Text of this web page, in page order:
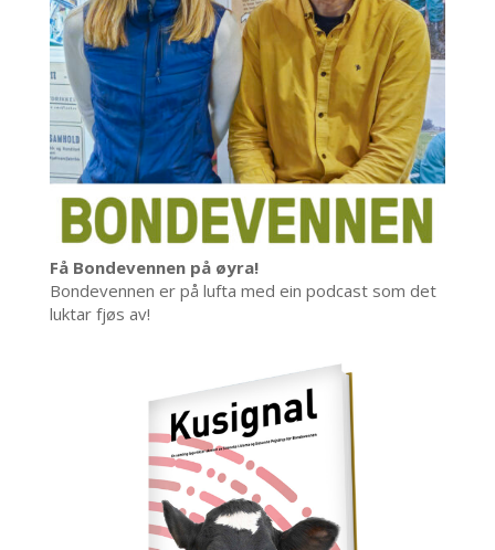
Få Bondevennen på øyra!
Bondevennen er på lufta med ein podcast som det
luktar fjøs av!